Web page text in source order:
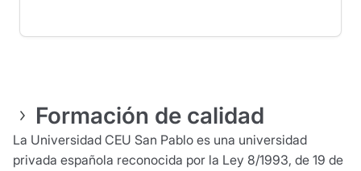
Formación de calidad
La Universidad CEU San Pablo es una universidad
privada española reconocida por la Ley 8/1993, de 19 de